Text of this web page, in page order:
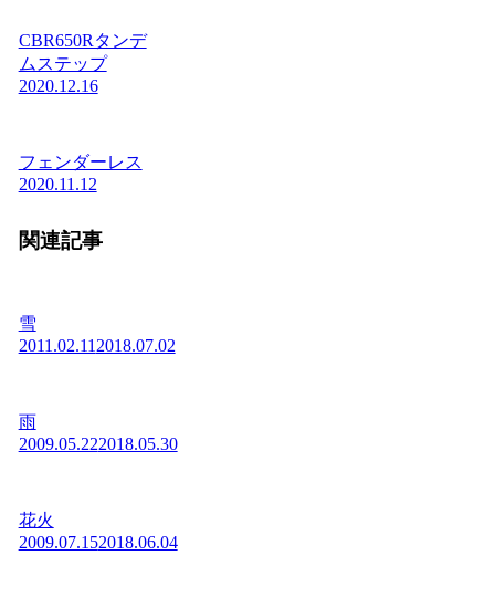
CBR650Rタンデ
ムステップ
2020.12.16
フェンダーレス
2020.11.12
関連記事
雪
2011.02.112018.07.02
雨
2009.05.222018.05.30
花火
2009.07.152018.06.04